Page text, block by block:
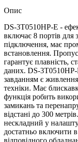
Опис
DS-3T0510HP-E -
включає 8 портів для
підключення, має
встановлення.
гарантує плавність,
даних. DS-3T0510HP-
завданням є
техніки. Має
функція робить
замикань та
відстані до 300
нескладний у
достатньо включити
відповідного